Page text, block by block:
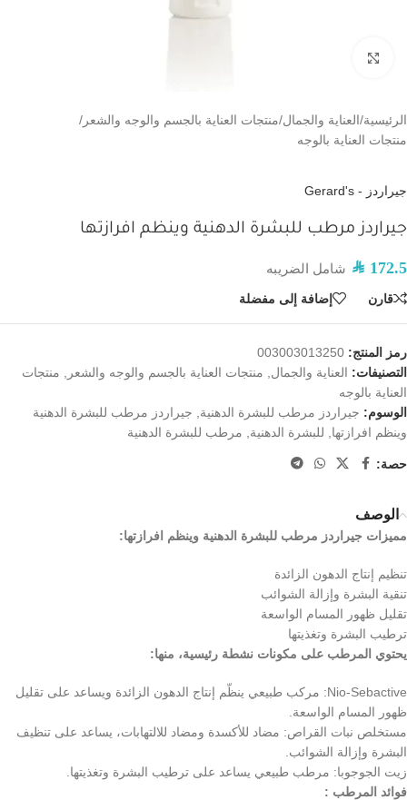
الرئيسية/العناية والجمال/منتجات العناية بالجسم والوجه والشعر /
منتجات العناية بالوجه
جيراردز - Gerard's
جيراردز مرطب للبشرة الدهنية وينظم افرازتها
SAR 172.5 شامل الضريبه
قارن إضافة إلى مفضلة
رمز المنتج: 003003013250
التصنيفات: العناية والجمال منتجات العناية بالجسم والوجه والشعر
منتجات
العناية بالوجه
الوسوم: جيراردز مرطب للبشرة الدهنية
جيراردز مرطب للبشرة الدهنية
وينظم افرازتها
للبشرة الدهنية مرطب للبشرة الدهنية
حصة:
الوصف
مميزات جيراردز مرطب للبشرة الدهنية وينظم افرازتها:
تنظيم إنتاج الدهون الزائدة
تنقية البشرة وإزالة الشوائب
تقليل ظهور المسام الواسعة
ترطيب البشرة وتغذيتها
يحتوي المرطب على مكونات نشطة رئيسية، منها:
Nio-Sebactive: مركب طبيعي ينظّم إنتاج الدهون الزائدة ويساعد على تقليل
ظهور المسام الواسعة.
مستخلص نبات القراص: مضاد للأكسدة ومضاد للالتهابات، يساعد على تنظيف
البشرة وإزالة الشوائب.
زيت الجوجوبا: مرطب طبيعي يساعد على ترطيب البشرة وتغذيتها.
فوائد المرطب :